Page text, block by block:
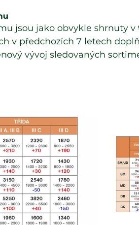
jsou jako obvykle shrnuty v
v předchozích 7 letech
vývoj sledovaných